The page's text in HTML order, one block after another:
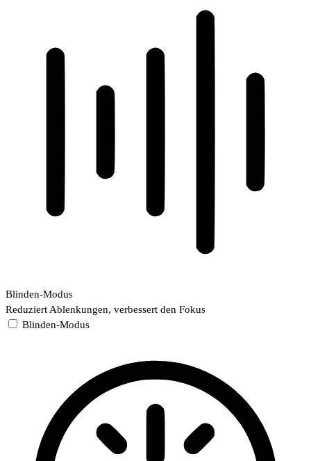
Blinden-Modus
Reduziert Ablenkungen, verbessert den Fokus
Blinden-Modus